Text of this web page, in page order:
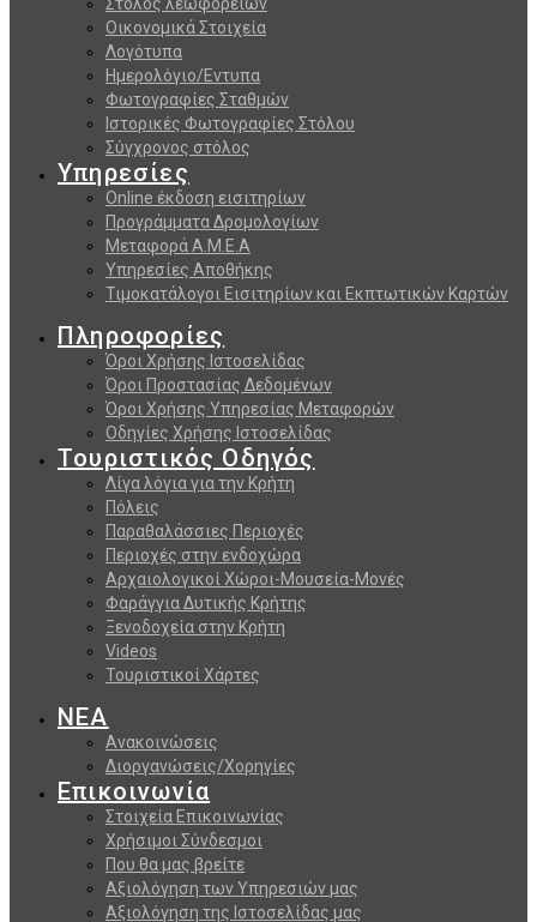
Οικονομικά Στοιχεία
Λογότυπα
Ημερολόγιο/Εντυπα
Φωτογραφίες Σταθμών
Ιστορικές Φωτογραφίες Στόλου
Σύγχρονος στόλος
Υπηρεσίες
Online έκδοση εισιτηρίων
Προγράμματα Δρομολογίων
Μεταφορά Α.Μ.Ε.Α
Υπηρεσίες Αποθήκης
Τιμοκατάλογοι Εισιτηρίων και Εκπτωτικών Καρτών
Πληροφορίες
Όροι Χρήσης Ιστοσελίδας
Όροι Προστασίας Δεδομένων
Όροι Χρήσης Υπηρεσίας Μεταφορών
Οδηγίες Χρήσης Ιστοσελίδας
Τουριστικός Οδηγός
Λίγα λόγια για την Κρήτη
Πόλεις
Παραθαλάσσιες Περιοχές
Περιοχές στην ενδοχώρα
Αρχαιολογικοί Χώροι-Μουσεία-Μονές
Φαράγγια Δυτικής Κρήτης
Ξενοδοχεία στην Κρήτη
Videos
Τουριστικοί Χάρτες
ΝΕΑ
Ανακοινώσεις
Διοργανώσεις/Χορηγίες
Επικοινωνία
Στοιχεία Επικοινωνίας
Χρήσιμοι Σύνδεσμοι
Που θα μας βρείτε
Αξιολόγηση των Υπηρεσιών μας
Αξιολόγηση της Ιστοσελίδας μας